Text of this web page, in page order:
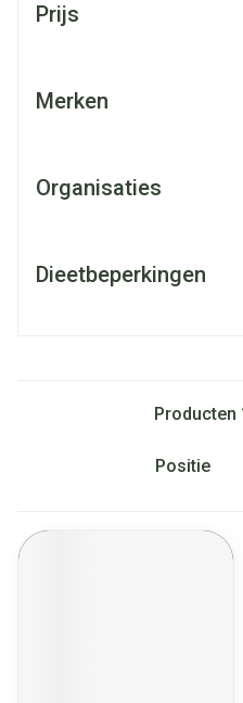
Prijs
Merken
Organisaties
Dieetbeperkingen
Producten
Sorteer op: